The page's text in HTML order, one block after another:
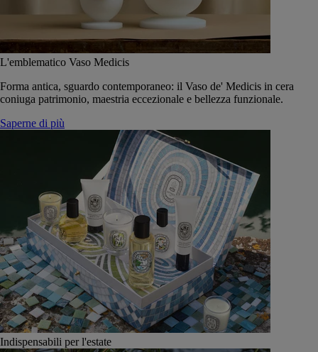
L'emblematico Vaso Medicis
Forma antica, sguardo contemporaneo: il Vaso de' Medicis in cera
coniuga patrimonio, maestria eccezionale e bellezza funzionale.
Saperne di più
Indispensabili per l'estate